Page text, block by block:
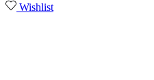
Wishlist